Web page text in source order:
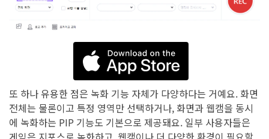
또 하나 유용한 점은 녹화 기능 자체가 다양하다는 거예요. 화면
전체는 물론이고 특정 영역만 선택하거나, 화면과 웹캠을 동시
에 녹화하는 PIP 기능도 기본으로 제공돼요. 일부 사용자들은